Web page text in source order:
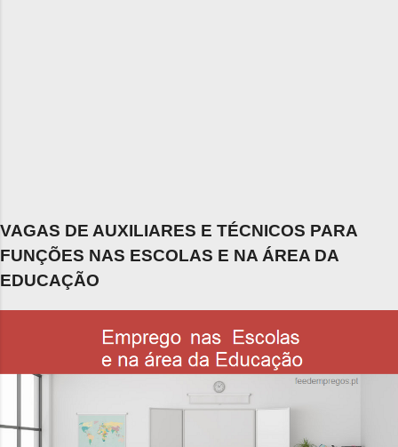
VAGAS DE AUXILIARES E TÉCNICOS PARA
FUNÇÕES NAS ESCOLAS E NA ÁREA DA
EDUCAÇÃO